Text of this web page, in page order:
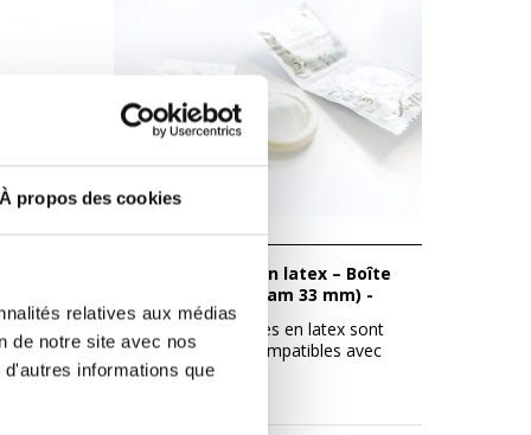
À propos des cookies
relatives aux médias
de notre site avec nos
informations que
de 144 unités (diam 33 mm) -
Winback
Ces protège sondes en latex sont
homologués et compatibles avec
les...
43,20 €